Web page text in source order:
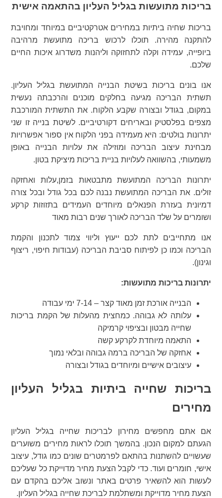
בריכות מתועשות בגליל העליון בהתאמה אישית
בריכות שחיה ביתיות במחירים אטרקטיביים במיוחד ומחויבת
להתקנה מהירה. תוכלו לרכוש בריכה מתועשת מרהיבה
ביופייה, עמידה וקלה לתחזוקה וליהנות משדרוג איכות החיים
שלכם.
אנו בונים בריכות בשיטת הבנייה המתועשת בגליל העליון.
תשתית הבריכה מגיעה בחלקים מוכנים והרכבתה נעשית
במקום, בגודל ובצורה שקבע הלקוח. את התשתית המורכבת
מצפים בפלסטיק ובאריחים דקורטיביים. לשיטת בנייה זו שני
יתרונות בולטים: היא מעמידה בפני הלקוח אין ספור אפשרויות
מבחינת עיצוב הבריכה ומוזילה את עלויות הבנייה באופן
משמעותי, בהשוואה לעלויות בניית בריכות מיציקת בטון.
יתרונות הבריכה המתועשת מתבטאות בזמן,עלות ואחזקה
זולים. את הבריכה המתועשת נבנה לכם בכל גודל ובכל צורה
דמיונית בעזרת הפנאלים מיוחדים העמידים בתזוזות קרקע
ושומרים על שלד הבריכה לאורך שנים רבות מאוד
אנו מתחייבים לתת לכם ייעוץ וליווי צמוד לתכנון והקמת
הבריכה וכמו כן לפיתוח סביבת הבריכה (עבודות חיפוי, ריצוף
וגינון).
יתרונות בריכות מתועשות:
הבנייה אורכת זמן מאוד קצר – 7-14 ימי עבודה
עלותה לא גבוהה. כמחצית מהעלות של הקמת בריכות
שחייה מבטון ובציפוי קרמיקה
התאמה מיוחדת לקרקע קשה
אחזקה של הבריכה ברמה גבוהה ובלאי נמוך
עיצובים אישיים ומיוחדים בגודל ובצורה
בריכות שחייה ביתיות בגליל העליון
מחירים
אם אתם מחפשים מחירון לבריכות שחייה בגליל העליון
הגעתם למקום הנכון. בהמשך תוכלו לראות מחירים משוערים
שעשויים להשתנות בהתאם לפרמטרים שונים כמו גודל, עיצוב
אישי, חומרים ועוד. כדי לקבל הצעת מחיר מדוייקת כל שעליכם
לעשות הוא להשאיר פרטים באתר ונשוב אליכם בהקדם עם
הצעת מחיר מדוייקת ומשתלמת לבריכת שחייה בגליל העליון.